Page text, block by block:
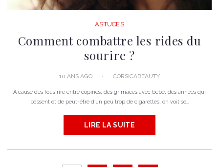
ASTUCES
Comment combattre les rides du
sourire ?
10 ANS AGO CORSICABEAUTY
A cause des fous rire entre copines, des grimaces avec bébé, des années qui
passent et de peut-être d’un peu trop de cigarettes, on voit se...
LIRE LA SUITE